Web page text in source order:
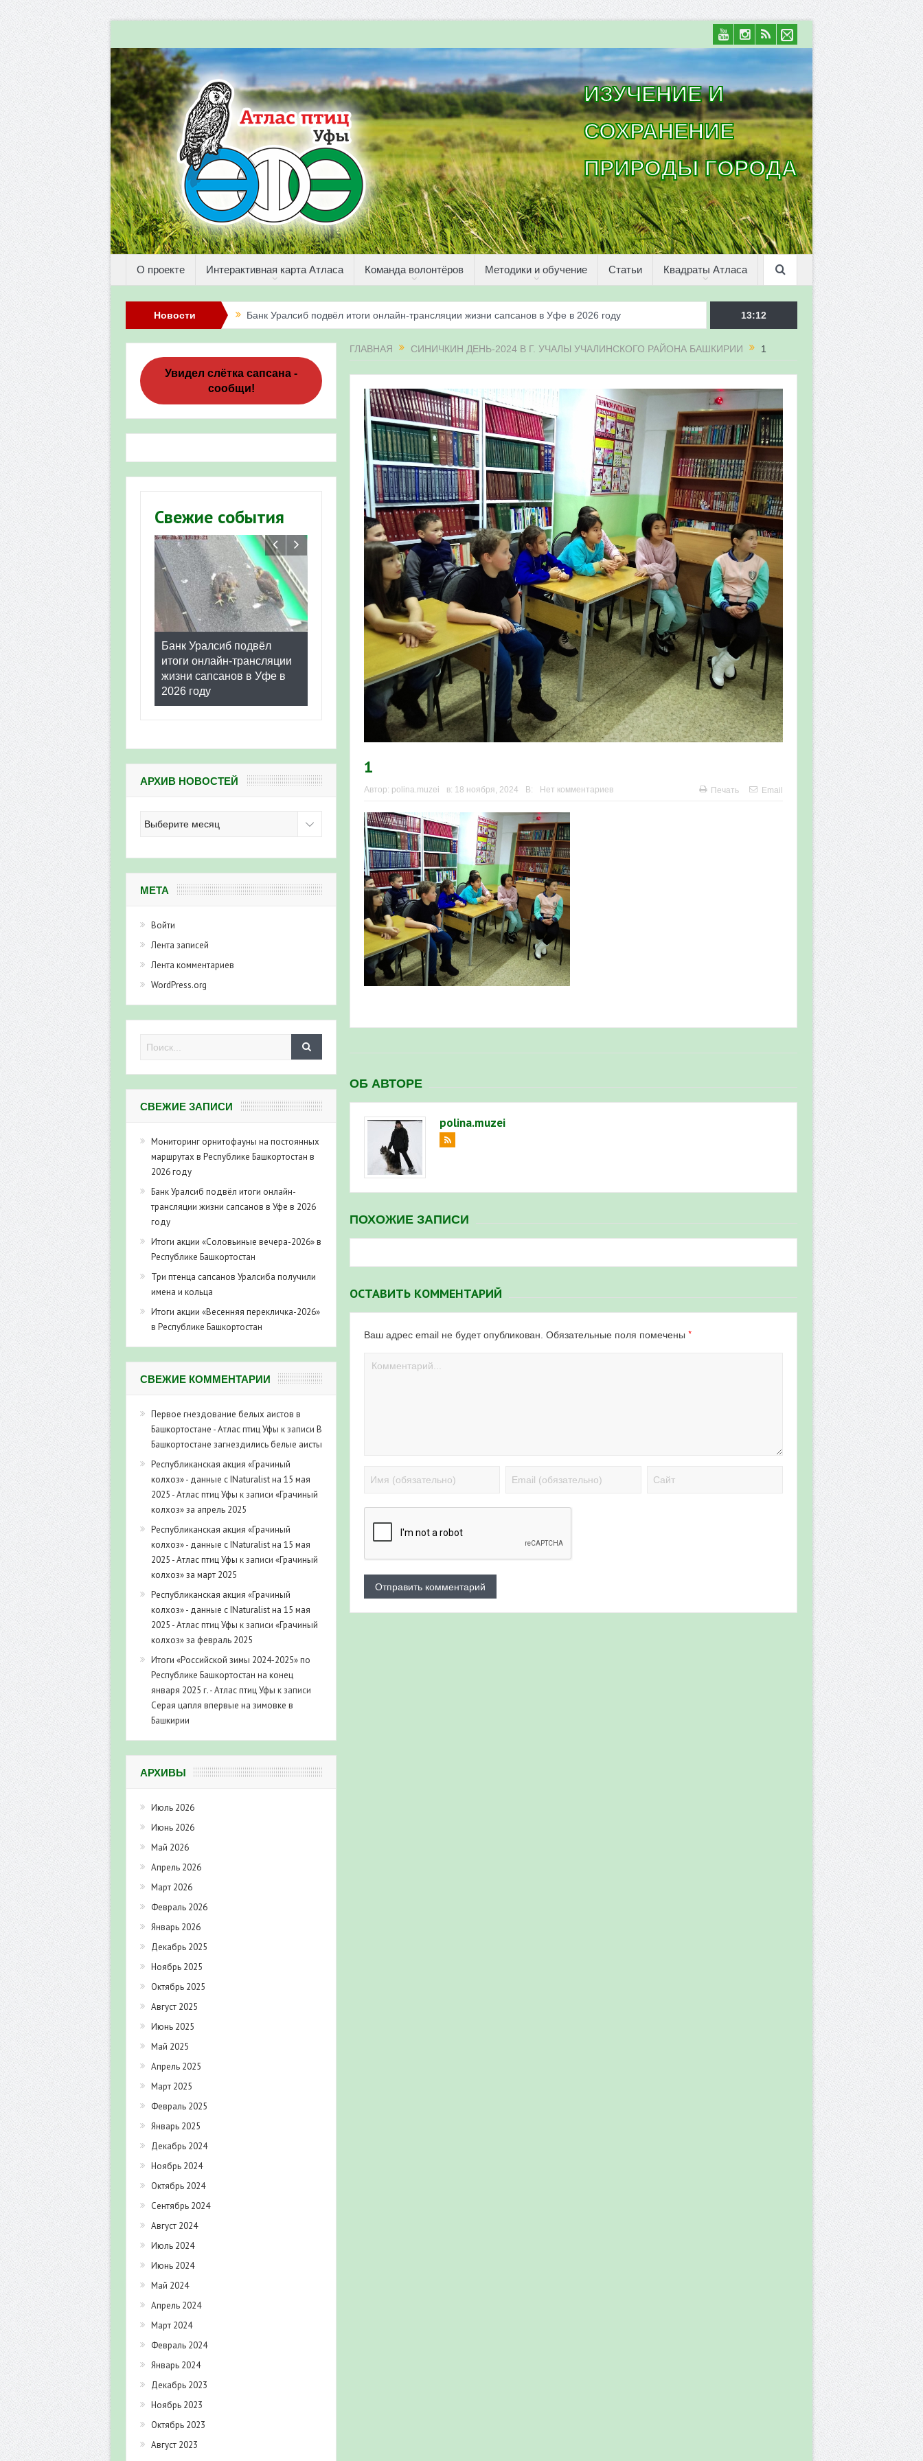
ИЗУЧЕНИЕ И
СОХРАНЕНИЕ
ПРИРОДЫ ГОРОДА
О проекте Интерактивная карта Атласа Команда волонтёров Методики и обучение Статьи Квадраты Атласа
Новости Банк Уралсиб подвёл итоги онлайн-трансляции жизни сапсанов в Уфе в 2026 году
Итоги акции «Соловьиные вечера-2026» в Республике Башкортостан
Три птенца сапсанов Уралсиба получили имена и кольца
Итоги акции «Весенняя перекличка-2026» в Республике Башкортостан
«Весенняя перекличка-2026» — 21-31 мая 2026
Мероприятие для ребят из дневного лагеря центра олимпиадного движения «Аврора»
Фотофиксация и осмотр птенцов сапсанов на крыше Уралсиба в Уфе в 2026 г.
Участие башкирских орнитологов и бердвотчеров в проекте «Развитие программы мониторинга
численности птиц в европейской части России»
«Весенняя перекличка-2026» — 11-20 мая 2026
Мониторинг орнитофауны на постоянных маршрутах в Республике Башкортостан в 2026 году
13:12
ГЛАВНАЯ СИНИЧКИН ДЕНЬ-2024 В Г. УЧАЛЫ УЧАЛИНСКОГО РАЙОНА БАШКИРИИ 1
1
Автор: polina.muzei в: 18 ноября, 2024 В: Нет комментариев Печать Email
ОБ АВТОРЕ
polina.muzei
ПОХОЖИЕ ЗАПИСИ
ОСТАВИТЬ КОММЕНТАРИЙ
Ваш адрес email не будет опубликован. Обязательные поля помечены *
Увидел слётка сапсана -
сообщи!
Свежие события
Банк Уралсиб подвёл
итоги онлайн-трансляции
жизни сапсанов в Уфе в
2026 году
АРХИВ НОВОСТЕЙ
новостей
МЕТА
Войти
Лента записей
Лента комментариев
WordPress.org
СВЕЖИЕ ЗАПИСИ
Мониторинг орнитофауны на постоянных
маршрутах в Республике Башкортостан в
2026 году
Банк Уралсиб подвёл итоги онлайн-
трансляции жизни сапсанов в Уфе в 2026
году
Итоги акции «Соловьиные вечера-2026» в
Республике Башкортостан
Три птенца сапсанов Уралсиба получили
имена и кольца
Итоги акции «Весенняя перекличка-2026»
в Республике Башкортостан
СВЕЖИЕ КОММЕНТАРИИ
Первое гнездование белых аистов в
Башкортостане - Атлас птиц Уфы к записи В
Башкортостане загнездились белые аисты
Республиканская акция «Грачиный
колхоз» - данные с INaturalist на 15 мая
2025 - Атлас птиц Уфы к записи «Грачиный
колхоз» за апрель 2025
Республиканская акция «Грачиный
колхоз» - данные с INaturalist на 15 мая
2025 - Атлас птиц Уфы к записи «Грачиный
колхоз» за март 2025
Республиканская акция «Грачиный
колхоз» - данные с INaturalist на 15 мая
2025 - Атлас птиц Уфы к записи «Грачиный
колхоз» за февраль 2025
Итоги «Российской зимы 2024-2025» по
Республике Башкортостан на конец
января 2025 г. - Атлас птиц Уфы к записи
Серая цапля впервые на зимовке в
Башкирии
АРХИВЫ
Июль 2026
Июнь 2026
Май 2026
Апрель 2026
Март 2026
Февраль 2026
Январь 2026
Декабрь 2025
Ноябрь 2025
Октябрь 2025
Август 2025
Июнь 2025
Май 2025
Апрель 2025
Март 2025
Февраль 2025
Январь 2025
Декабрь 2024
Ноябрь 2024
Октябрь 2024
Сентябрь 2024
Август 2024
Июль 2024
Июнь 2024
Май 2024
Апрель 2024
Март 2024
Февраль 2024
Январь 2024
Декабрь 2023
Ноябрь 2023
Октябрь 2023
Август 2023